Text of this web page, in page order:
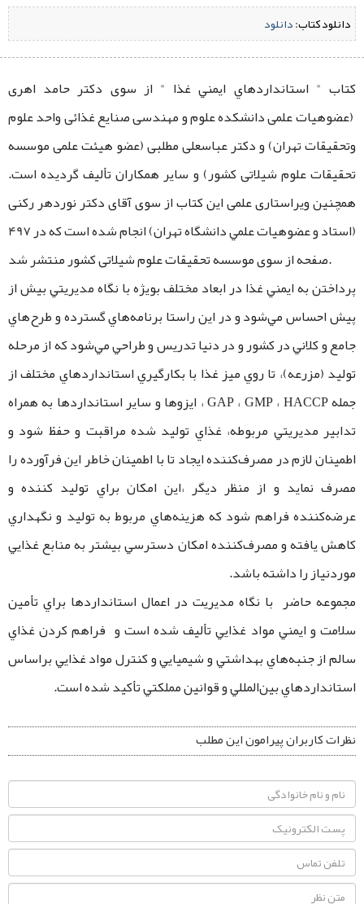
دانلود کتاب:دانلود
کتاب " استانداردهاي ايمني غذا " از سوی دکتر حامد اهری
(عضوهیات علمی دانشکده علوم و مهندسی صنایع غذائی واحد علوم
وتحقیقات تهران) و دکتر عباسعلی مطلبی (عضو هیئت علمی موسسه
تحقیقات علوم شیلاتی کشور) و سایر همکاران تألیف گردیده است.
همچنین ویراستاری علمی این کتاب از سوی آقای دكتر نوردهر رکنی
(استاد و عضوهیات علمي دانشگاه تهران) انجام شده است که در 497
صفحه از سوی موسسه تحقیقات علوم شیلاتی کشور منتشر شد.
پرداختن به ايمني غذا در ابعاد مختلف بويژه با نگاه مديريتي بيش از
پيش احساس مي‌شود و در اين راستا برنامه‌هاي گسترده و طرح‌هاي
جامع و كلاني در كشور و در دنيا تدريس و طراحي مي‌شود كه از مرحله
توليد (مزرعه)، تا روي ميز غذا با بكارگيري استانداردهاي مختلف از
جمله GAP ، GMP ، HACCP ، ايزوها و ساير استانداردها به همراه
تدابير مديريتي مربوطه، غذاي توليد شده مراقبت و حفظ شود و
اطمينان لازم در مصرف‌كننده ايجاد تا با اطمينان خاطر اين فرآورده را
مصرف نمايد و از منظر ديگر ،‌اين امكان براي توليد كننده و
عرضه‌كننده فراهم شود كه هزينه‌هاي مربوط به توليد و نگهداري
كاهش يافته و مصرف‌كننده امكان دسترسي بيشتر به منابع غذايي
موردنياز را داشته باشد.
مجموعه حاضر با نگاه مديريت در اعمال استانداردها براي تأمين
سلامت و ايمني مواد غذايي تأليف شده است و فراهم كردن غذاي
سالم از جنبه‌هاي بهداشتي و شيميايي و كنترل مواد غذايي براساس
استانداردهاي بين‌المللي و قوانين مملكتي تأكيد شده است.
نظرات کاربران پیرامون این مطلب